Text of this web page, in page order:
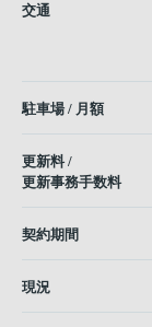
交通
駐車場 / 月額
更新料 /
更新事務手数料
契約期間
現況